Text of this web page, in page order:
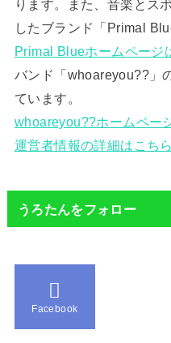
ります。また、音楽とス
したブランド「Primal
Primal Blueホームページ
バンド「whoareyou??」
ています。
whoareyou??ホームペー
運営者情報の詳細はこちら
うろたんをフォロー
Facebook